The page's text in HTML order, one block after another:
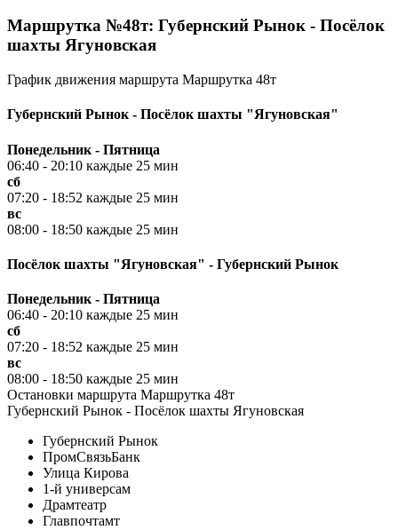
Маршрутка №48т: Губернский Рынок - Посёлок
шахты Ягуновская
График движения маршрута Маршрутка 48т
Губернский Рынок - Посёлок шахты "Ягуновская"
Понедельник - Пятница
06:40 - 20:10 каждые 25 мин
сб
07:20 - 18:52 каждые 25 мин
вс
08:00 - 18:50 каждые 25 мин
Посёлок шахты "Ягуновская" - Губернский Рынок
Понедельник - Пятница
06:40 - 20:10 каждые 25 мин
сб
07:20 - 18:52 каждые 25 мин
вс
08:00 - 18:50 каждые 25 мин
Остановки маршрута Маршрутка 48т
Губернский Рынок - Посёлок шахты Ягуновская
Губернский Рынок
ПромСвязьБанк
Улица Кирова
1-й универсам
Драмтеатр
Главпочтамт